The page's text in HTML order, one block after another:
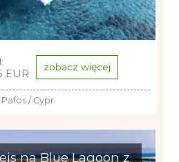
EUR zobacz więcej
Pafos / Cypr
na Blue Lagoon z